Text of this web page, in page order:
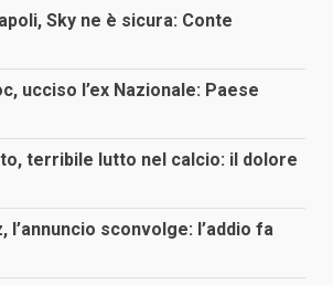
Sky ne è sicura: Conte
ucciso l’ex Nazionale: Paese
terribile lutto nel calcio: il dolore
l’annuncio sconvolge: l’addio fa